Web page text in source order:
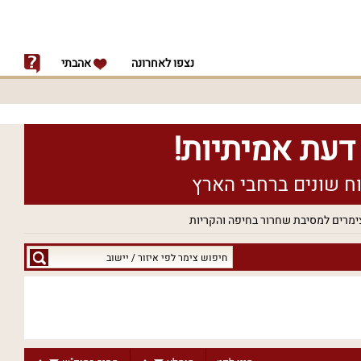
נצפו לאחרונה אהבתי
למסיבת שחרור בחיפה והקריות
חיפוש
צימר
יישוב